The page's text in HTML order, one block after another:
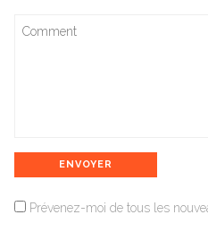
Prévenez-moi de tous les